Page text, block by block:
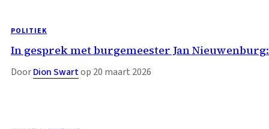
POLITIEK
In gesprek met burgemeester Jan
DoorDion Swartop 20 maart 2026